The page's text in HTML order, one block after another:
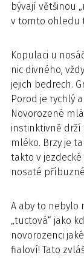
bývají většinou
v tomto ohledu
Kopulaci u
nic divného,
jejich bedrech.
Porod je rychlý
Novorozené
instinktivně drží
mléko. Brzy je
takto v
nosaté
A aby to nebylo
„tuctová“ jako
novorozenci
fialoví! Tato